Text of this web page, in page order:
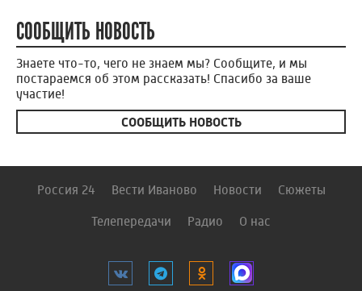
СООБЩИТЬ НОВОСТЬ
Знаете что-то, чего не знаем мы? Сообщите, и мы
постараемся об этом рассказать! Спасибо за ваше
участие!
СООБЩИТЬ НОВОСТЬ
Россия 24 Вести Иваново Новости Сюжеты
Телепередачи Радио О нас